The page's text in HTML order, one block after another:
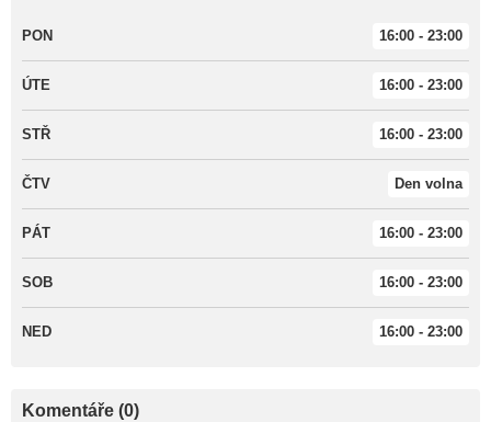
PON 16:00 - 23:00
ÚTE 16:00 - 23:00
STŘ 16:00 - 23:00
ČTV Den volna
PÁT 16:00 - 23:00
SOB 16:00 - 23:00
NED 16:00 - 23:00
Komentáře (0)